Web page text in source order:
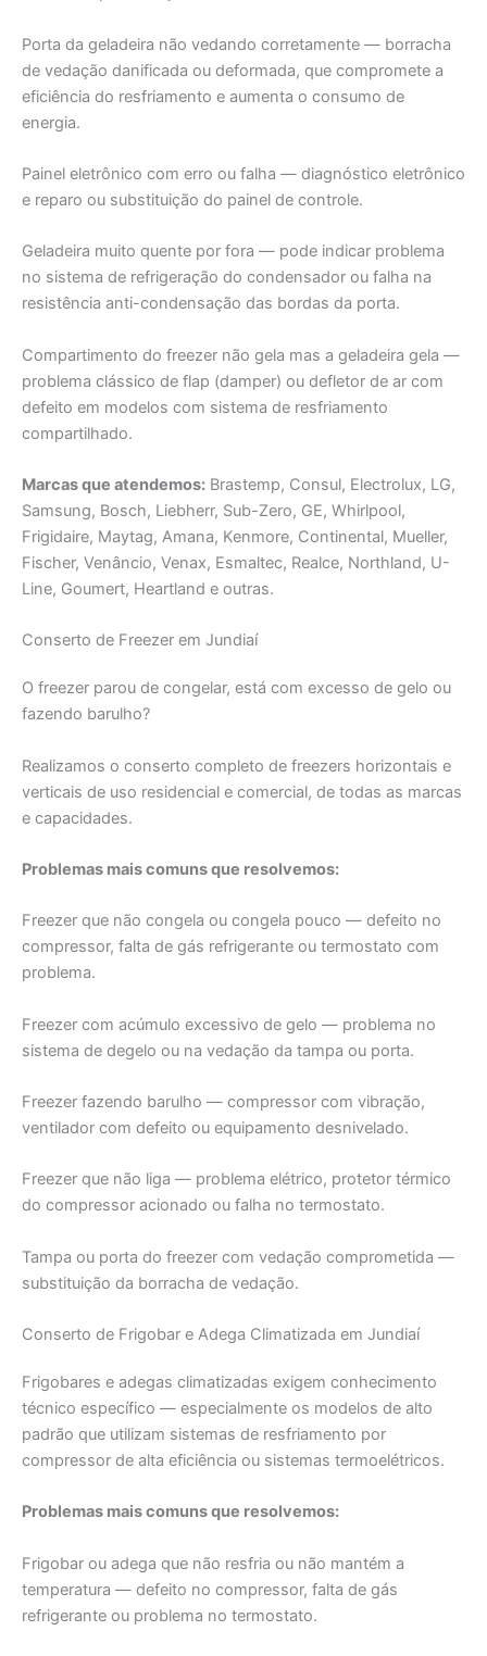
Porta da geladeira não vedando corretamente — borracha
de vedação danificada ou deformada, que compromete a
eficiência do resfriamento e aumenta o consumo de
energia.
Painel eletrônico com erro ou falha — diagnóstico eletrônico
e reparo ou substituição do painel de controle.
Geladeira muito quente por fora — pode indicar problema
no sistema de refrigeração do condensador ou falha na
resistência anti-condensação das bordas da porta.
Compartimento do freezer não gela mas a geladeira gela —
problema clássico de flap (damper) ou defletor de ar com
defeito em modelos com sistema de resfriamento
compartilhado.
Marcas que atendemos: Brastemp, Consul, Electrolux, LG,
Samsung, Bosch, Liebherr, Sub-Zero, GE, Whirlpool,
Frigidaire, Maytag, Amana, Kenmore, Continental, Mueller,
Fischer, Venâncio, Venax, Esmaltec, Realce, Northland, U-
Line, Goumert, Heartland e outras.
Conserto de Freezer em Jundiaí
O freezer parou de congelar, está com excesso de gelo ou
fazendo barulho?
Realizamos o conserto completo de freezers horizontais e
verticais de uso residencial e comercial, de todas as marcas
e capacidades.
Problemas mais comuns que resolvemos:
Freezer que não congela ou congela pouco — defeito no
compressor, falta de gás refrigerante ou termostato com
problema.
Freezer com acúmulo excessivo de gelo — problema no
sistema de degelo ou na vedação da tampa ou porta.
Freezer fazendo barulho — compressor com vibração,
ventilador com defeito ou equipamento desnivelado.
Freezer que não liga — problema elétrico, protetor térmico
do compressor acionado ou falha no termostato.
Tampa ou porta do freezer com vedação comprometida —
substituição da borracha de vedação.
Conserto de Frigobar e Adega Climatizada em Jundiaí
Frigobares e adegas climatizadas exigem conhecimento
técnico específico — especialmente os modelos de alto
padrão que utilizam sistemas de resfriamento por
compressor de alta eficiência ou sistemas termoelétricos.
Problemas mais comuns que resolvemos:
Frigobar ou adega que não resfria ou não mantém a
temperatura — defeito no compressor, falta de gás
refrigerante ou problema no termostato.